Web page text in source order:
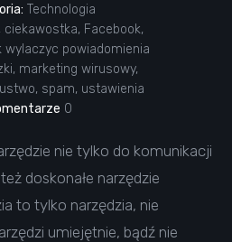
Technologia
ciekawostka, Facebook,
wylaczyc powiadomienia
, marketing wirusowy,
, spam, ustawienia
0
nie tylko do komunikacji
doskonałe narzędzie
to tylko narzędzia, nie
umiejętnie, bądź nie